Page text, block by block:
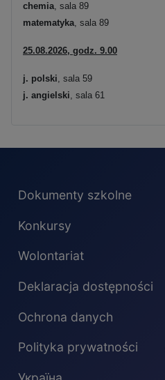
chemia, sala 89
matematyka, sala 89
25.08.2026, godz. 9.00
j. polski, sala 59
j. angielski, sala 61
Dokumenty szkolne
Konkursy
Wolontariat
Deklaracja dostępności
Ochrona danych
Polityka prywatności